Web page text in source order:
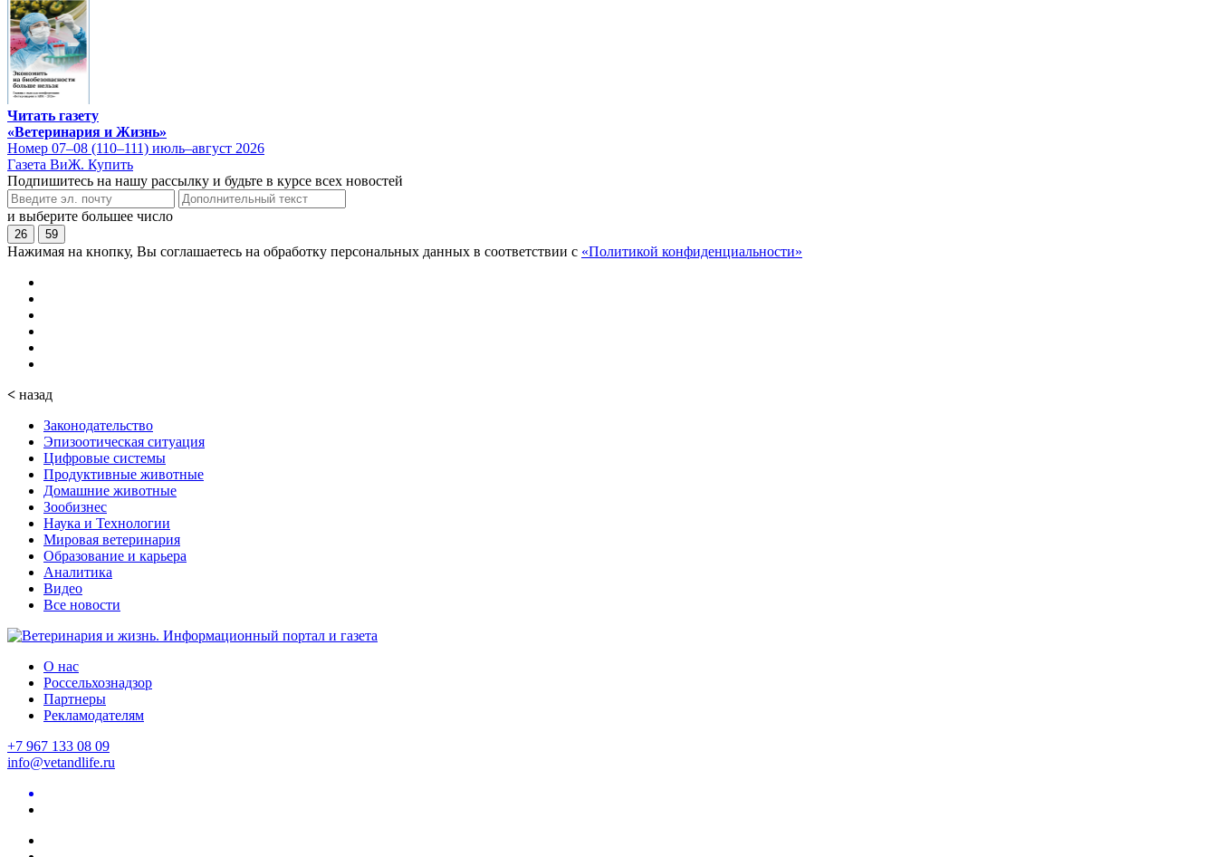
Читать газету
«Ветеринария и Жизнь»
Номер 07–08 (110–111) июль–август 2026
Газета ВиЖ. Купить
Подпишитесь на нашу рассылку и будьте в курсе всех новостей
и выберите большее число
26 59
Нажимая на кнопку, Вы соглашаетесь на обработку персональных данных в соответствии с «Политикой конфиденциальности»
< назад
Законодательство
Эпизоотическая ситуация
Цифровые системы
Продуктивные животные
Домашние животные
Зообизнес
Наука и Технологии
Мировая ветеринария
Образование и карьера
Аналитика
Видео
Все новости
О нас
Россельхознадзор
Партнеры
Рекламодателям
+7 967 133 08 09
info@vetandlife.ru